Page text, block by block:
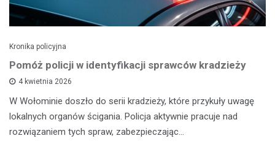
Kronika policyjna
Pomóż policji w identyfikacji sprawców kradzieży
4 kwietnia 2026
W Wołominie doszło do serii kradzieży, które przykuły uwagę
lokalnych organów ścigania. Policja aktywnie pracuje nad
rozwiązaniem tych spraw, zabezpieczając…